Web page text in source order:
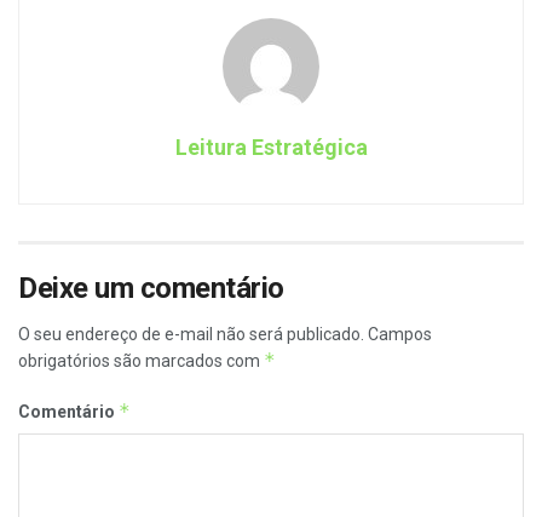
Leitura Estratégica
Deixe um comentário
O seu endereço de e-mail não será publicado. Campos
obrigatórios são marcados com *
Comentário *